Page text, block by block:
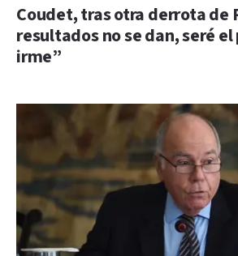
Coudet, tras otra derrota de
resultados no se dan, seré
irme”